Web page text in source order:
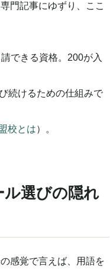
門記事にゆずり、ここ
できる資格。200が入
続けるための仕組みで
校とは）。
選びの隠れ
感覚で言えば、用語を